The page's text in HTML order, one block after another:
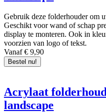
Gebruik deze folderhouder om
Geschikt voor wand of schap
display te monteren. Ook in
voorzien van logo of tekst.
Vanaf € 9,90
Bestel nu!
Acrylaat
landscape